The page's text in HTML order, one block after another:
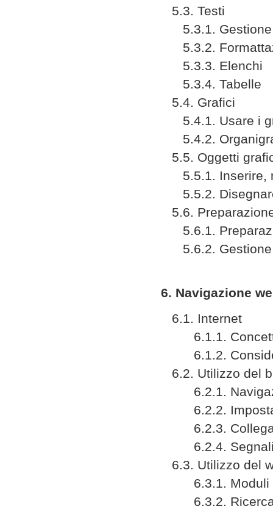
5.3. Testi
5.3.1. Gestione
5.3.2.
5.3.3. Elenchi
5.3.4. Tabelle
5.4. Grafici
5.4.1. Usare i
5.4.2.
5.5. Oggetti
5.5.1. Inserire,
5.5.2.
5.6.
5.6.1.
5.6.2. Gestione
6. Navigazione
6.1. Internet
6.1.1. Concetti
6.1.2.
6.2. Utilizzo del
6.2.1.
6.2.2.
6.2.3.
6.2.4.
6.3. Utilizzo del
6.3.1. Moduli
6.3.2.